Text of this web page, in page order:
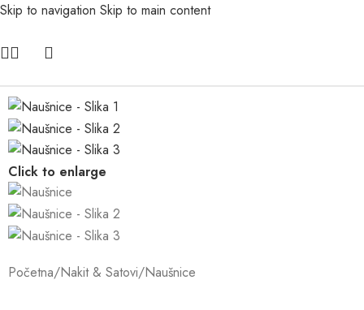
Skip to navigation Skip to main content
Click to enlarge
Početna/Nakit & Satovi/Naušnice